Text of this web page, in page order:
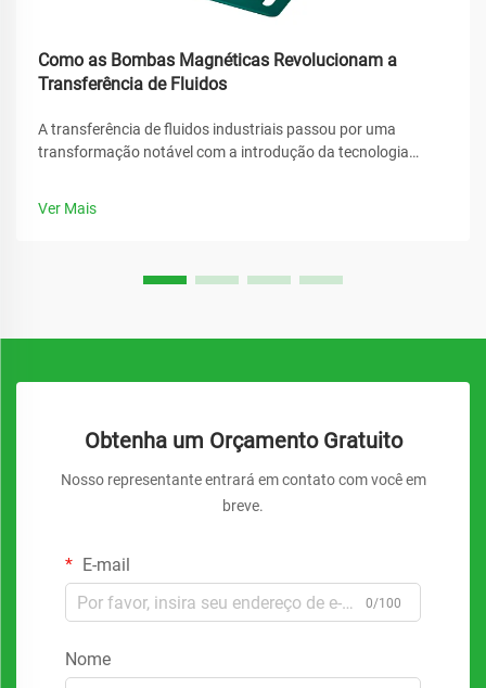
Como as Bombas Magnéticas Revolucionam a
Transferência de Fluidos
A transferência de fluidos industriais passou por uma
transformação notável com a introdução da tecnologia
Ver Mais
Obtenha um Orçamento Gratuito
Nosso representante entrará em contato com você em
breve.
E-mail
0/100
Nome